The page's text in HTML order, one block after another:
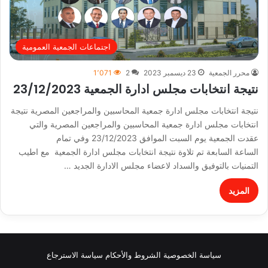
اجتماعات الجمعية العمومية
محرر الجمعية 23 ديسمبر 2023 2 1٬071
نتيجة انتخابات مجلس ادارة الجمعية 23/12/2023
نتيجة انتخابات مجلس ادارة جمعية المحاسبين والمراجعين المصرية نتيجة
انتخابات مجلس ادارة جمعية المحاسبين والمراجعين المصرية والتي
عقدت الجمعية يوم السبت الموافق 23/12/2023 وفي تمام
الساعة السابعة تم تلاوة نتيجة انتخابات مجلس ادارة الجمعية مع اطيب
التمنيات بالتوفيق والسداد لاعضاء مجلس الادارة الجديد …
المزيد
سياسة الخصوصية الشروط والأحكام سياسة الاسترجاع